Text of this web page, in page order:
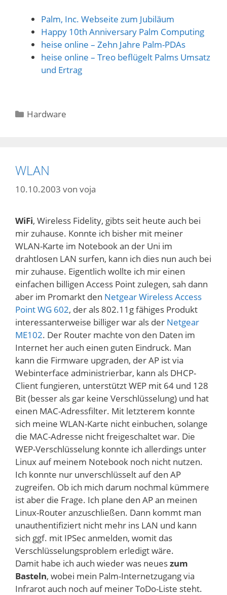
Palm, Inc. Webseite zum Jubiläum
Happy 10th Anniversary Palm Computing
heise online – Zehn Jahre Palm-PDAs
heise online – Treo beflügelt Palms Umsatz
und Ertrag
Kategorien
Hardware
WLAN
10.10.2003 von voja
WiFi, Wireless Fidelity, gibts seit heute auch bei
mir zuhause. Konnte ich bisher mit meiner
WLAN-Karte im Notebook an der Uni im
drahtlosen LAN surfen, kann ich dies nun auch bei
mir zuhause. Eigentlich wollte ich mir einen
einfachen billigen Access Point zulegen, sah dann
aber im Promarkt den Netgear Wireless Access
Point WG 602, der als 802.11g fähiges Produkt
interessanterweise billiger war als der Netgear
ME102. Der Router machte von den Daten im
Internet her auch einen guten Eindruck. Man
kann die Firmware upgraden, der AP ist via
Webinterface administrierbar, kann als DHCP-
Client fungieren, unterstützt WEP mit 64 und 128
Bit (besser als gar keine Verschlüsselung) und hat
einen MAC-Adressfilter. Mit letzterem konnte
sich meine WLAN-Karte nicht einbuchen, solange
die MAC-Adresse nicht freigeschaltet war. Die
WEP-Verschlüsselung konnte ich allerdings unter
Linux auf meinem Notebook noch nicht nutzen.
Ich konnte nur unverschlüsselt auf den AP
zugreifen. Ob ich mich darum nochmal kümmere
ist aber die Frage. Ich plane den AP an meinen
Linux-Router anzuschließen. Dann kommt man
unauthentifiziert nicht mehr ins LAN und kann
sich ggf. mit IPSec anmelden, womit das
Verschlüsselungsproblem erledigt wäre.
Damit habe ich auch wieder was neueszum
Basteln, wobei mein Palm-Internetzugang via
Infrarot auch noch auf meiner ToDo-Liste steht.